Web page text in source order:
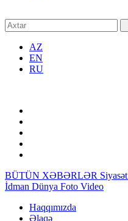
AZ
EN
RU
BÜTÜN XƏBƏRLƏR Siyasət
İdman Dünya Foto Video
Haqqımızda
Əlaqə